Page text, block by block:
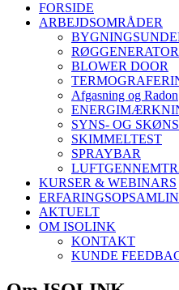
FORSIDE
ARBEJDSOMRÅDER
RØGGENERATOR
BLOWER DOOR
Afgasning og Radon
SYNS- OG
SKIMMELTEST
SPRAYBAR
KURSER & WEBINARS
AKTUELT
OM ISOLINK
KONTAKT
KUNDE